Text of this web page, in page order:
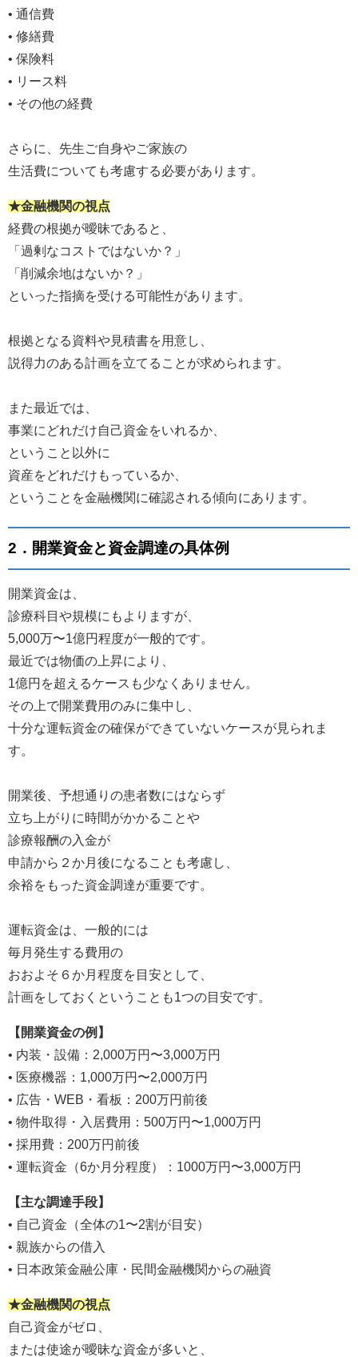
• 通信費
• 修繕費
• 保険料
• リース料
• その他の経費
さらに、先生ご自身やご家族の
生活費についても考慮する必要があります。
★金融機関の視点
経費の根拠が曖昧であると、
「過剰なコストではないか？」
「削減余地はないか？」
といった指摘を受ける可能性があります。
根拠となる資料や見積書を用意し、
説得力のある計画を立てることが求められます。
また最近では、
事業にどれだけ自己資金をいれるか、
ということ以外に
資産をどれだけもっているか、
ということを金融機関に確認される傾向にあります。
2．開業資金と資金調達の具体例
開業資金は、
診療科目や規模にもよりますが、
5,000万〜1億円程度が一般的です。
最近では物価の上昇により、
1億円を超えるケースも少なくありません。
その上で開業費用のみに集中し、
十分な運転資金の確保ができていないケースが見られま
す。
開業後、予想通りの患者数にはならず
立ち上がりに時間がかかることや
診療報酬の入金が
申請から２か月後になることも考慮し、
余裕をもった資金調達が重要です。
運転資金は、一般的には
毎月発生する費用の
おおよそ６か月程度を目安として、
計画をしておくということも1つの目安です。
【開業資金の例】
• 内装・設備：2,000万円〜3,000万円
• 医療機器：1,000万円〜2,000万円
• 広告・WEB・看板：200万円前後
• 物件取得・入居費用：500万円〜1,000万円
• 採用費：200万円前後
• 運転資金（6か月分程度）：1000万円〜3,000万円
【主な調達手段】
• 自己資金（全体の1〜2割が目安）
• 親族からの借入
• 日本政策金融公庫・民間金融機関からの融資
★金融機関の視点
自己資金がゼロ、
または使途が曖昧な資金が多いと、